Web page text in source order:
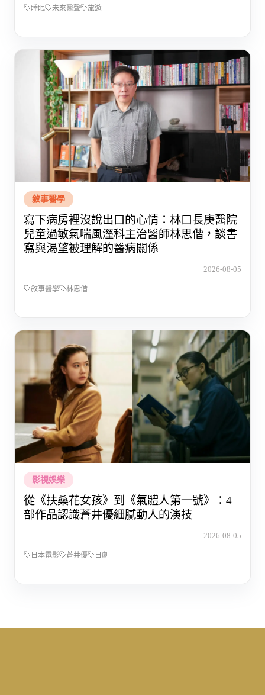
睡眠 未來醫聲 旅遊
敘事醫學
寫下病房裡沒說出口的心情：林口長庚醫院
兒童過敏氣喘風溼科主治醫師林思偕，談書
寫與渴望被理解的醫病關係
2026-08-05
敘事醫學 林思偕
影視娛樂
從《扶桑花女孩》到《氣體人第一號》：4
部作品認識蒼井優細膩動人的演技
2026-08-05
日本電影 蒼井優 日劇